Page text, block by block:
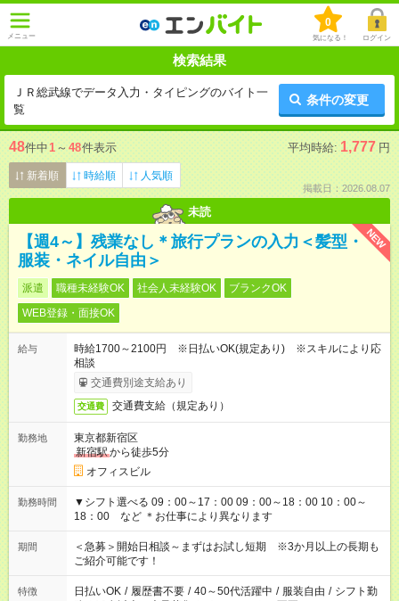
メニュー
0
気になる！ ログイン
検索結果
ＪＲ総武線でデータ入力・タイピングのバイト一
覧
条件の変更
48件中1 ～ 48件表示 平均時給: 1,777 円
新着順 時給順 人気順
掲載日：2026.08.07
未読
NEW
【週4～】残業なし＊旅行プランの入力＜髪型・
服装・ネイル自由＞
派遣 職種未経験OK 社会人未経験OK
ブランクOK
WEB登録・面接OK
給与
時給1700～2100円 ※日払いOK(規定あり) ※スキルにより応
相談
交通費別途支給あり
交通費 交通費支給（規定あり）
勤務地
東京都新宿区
新宿駅から徒歩5分
オフィスビル
勤務時間
▼シフト選べる 09：00～17：00 09：00～18：00 10：00～
18：00 など ＊お仕事により異なります
期間
＜急募＞開始日相談～まずはお試し短期 ※3か月以上の長期も
ご紹介可能です！
特徴 日払いOK / 履歴書不要 / 40～50代活躍中 / 服装自由 / シフト勤